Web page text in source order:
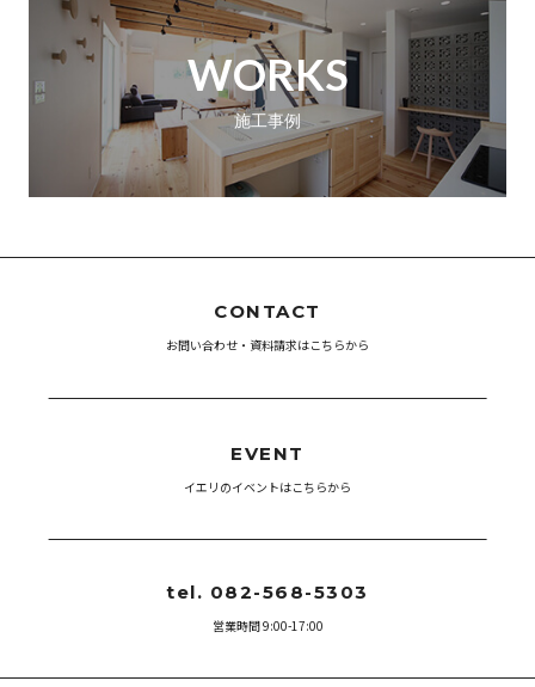
WORKS
施工事例
CONTACT
お問い合わせ・資料請求はこちらから
EVENT
イエリのイベントはこちらから
tel. 082-568-5303
営業時間 9:00-17:00